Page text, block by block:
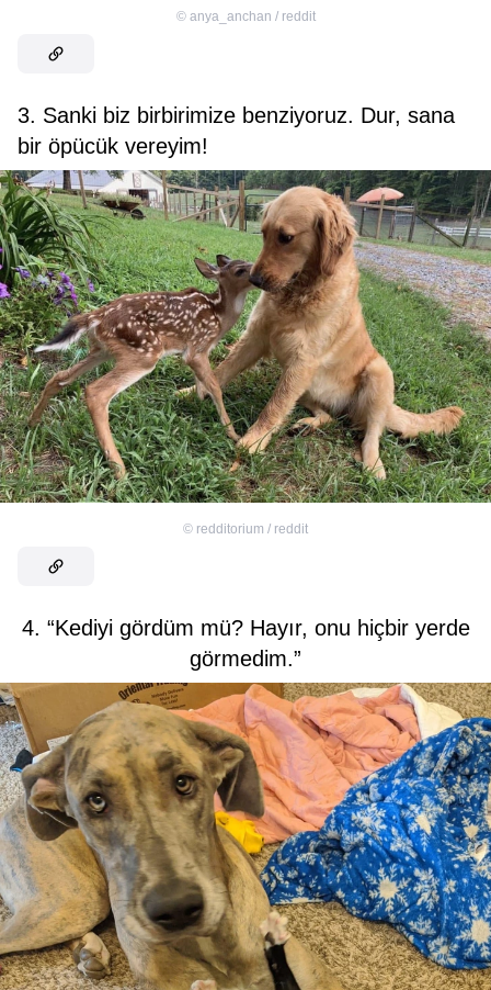
© anya_anchan / reddit
3. Sanki biz birbirimize benziyoruz. Dur, sana
bir öpücük vereyim!
© redditorium / reddit
4. “Kediyi gördüm mü? Hayır, onu hiçbir yerde
görmedim.”